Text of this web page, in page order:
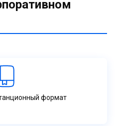
формат